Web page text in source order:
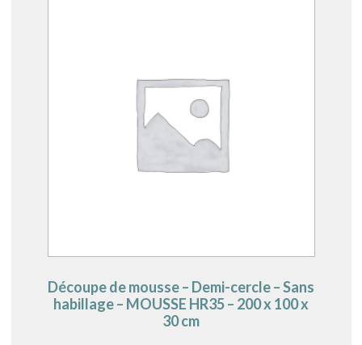
Découpe de mousse – Demi-cercle – Sans
habillage – MOUSSE HR35 – 200 x 100 x
30 cm